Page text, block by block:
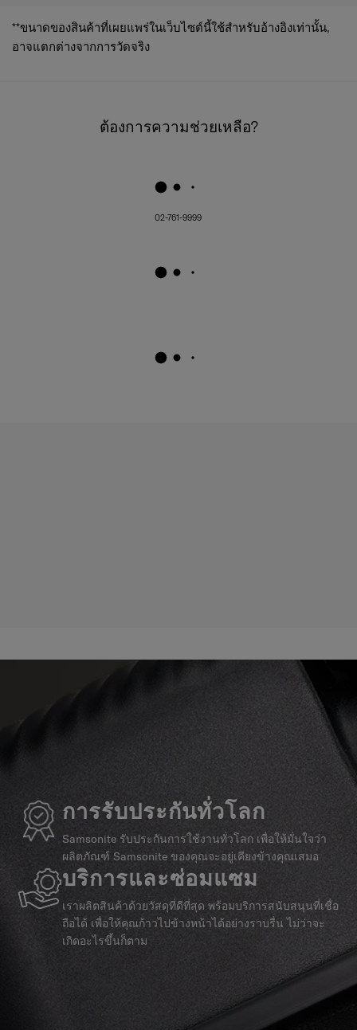
**ขนาดของสินค้าที่เผยแพร่ในเว็บไซต์นี้ใช้สำหรับอ้างอิงเท่านั้น,
อาจแตกต่างจากการวัดจริง
ต้องการความช่วยเหลือ?
02-761-9999
การรับประกันทั่วโลก
Samsonite รับประกันการใช้งานทั่วโลก เพื่อให้มั่นใจว่า
ผลิตภัณฑ์ Samsonite ของคุณจะอยู่เคียงข้างคุณเสมอ
บริการและซ่อมแซม
เราผลิตสินค้าด้วยวัสดุที่ดีที่สุด พร้อมบริการสนับสนุนที่เชื่อ
ถือได้ เพื่อให้คุณก้าวไปข้างหน้าได้อย่างราบรื่น ไม่ว่าจะ
เกิดอะไรขึ้นก็ตาม